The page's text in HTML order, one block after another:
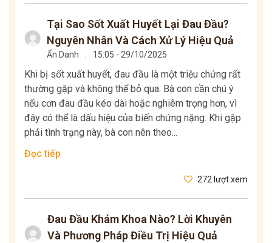
Tại Sao Sốt Xuất Huyết Lại Đau Đầu?
Nguyên Nhân Và Cách Xử Lý Hiệu Quả
Ẩn Danh 15:05 - 29/10/2025
Khi bị sốt xuất huyết, đau đầu là một triệu chứng rất
thường gặp và không thể bỏ qua. Bà con cần chú ý
nếu cơn đau đầu kéo dài hoặc nghiêm trọng hơn, vì
đây có thể là dấu hiệu của biến chứng nặng. Khi gặp
phải tình trạng này, bà con nên theo...
Đọc tiếp
272 lượt xem
Đau Đầu Khám Khoa Nào? Lời Khuyên
Và Phương Pháp Điều Trị Hiệu Quả